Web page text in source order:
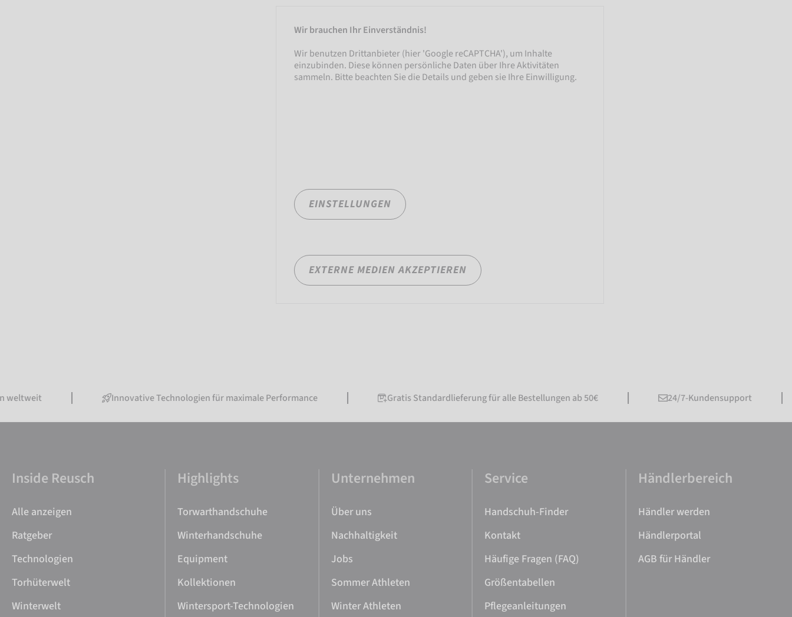
Wir brauchen Ihr Einverständnis!
Wir benutzen Drittanbieter (hier 'Google reCAPTCHA'), um Inhalte
einzubinden. Diese können persönliche Daten über Ihre Aktivitäten
sammeln. Bitte beachten Sie die Details und geben sie Ihre Einwilligung.
EINSTELLUNGEN
EXTERNE MEDIEN AKZEPTIEREN
Innovative Technologien für maximale Performance Gratis Standardlieferung für alle Bestellungen ab 50€ 24/7-Kundensupport
Inside Reusch
Alle anzeigen
Ratgeber
Technologien
Torhüterwelt
Winterwelt
Highlights
Torwarthandschuhe
Winterhandschuhe
Equipment
Kollektionen
Wintersport-Technologien
Unternehmen
Über uns
Nachhaltigkeit
Jobs
Sommer Athleten
Winter Athleten
Service
Handschuh-Finder
Kontakt
Häufige Fragen (FAQ)
Größentabellen
Pflegeanleitungen
Händlerbereich
Händler werden
Händlerportal
AGB für Händler